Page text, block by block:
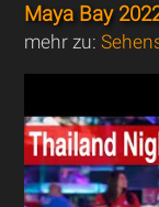
Maya Bay
mehr zu: